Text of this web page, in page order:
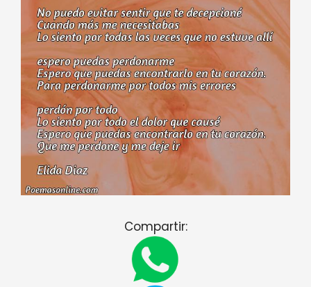
Compartir: